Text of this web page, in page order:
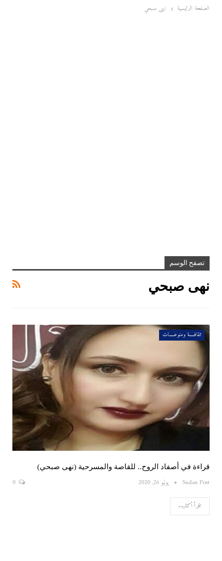
الصفحة الرئيسية نهى صبحي
تصفح الوسم
نهى صبحي
ثقافـــــة ومنوعـــــات
قراءة في أصفاد الروح.. للقاصة والمسرحية (نهى صبحي)
Sudan Post يوليو 26, 2020
اقرأ أكثر...